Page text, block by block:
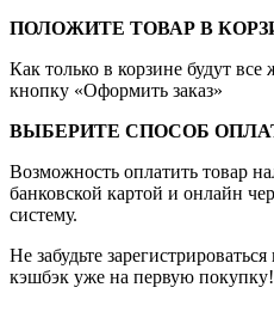
ПОЛОЖИТЕ ТОВАР В
Как только в корзине будут
кнопку «Оформить заказ»
ВЫБЕРИТЕ СПОСОБ
Возможность оплатить товар
банковской картой и онлайн
систему.
Не забудьте зарегистрироваться
кэшбэк уже на первую покупку!